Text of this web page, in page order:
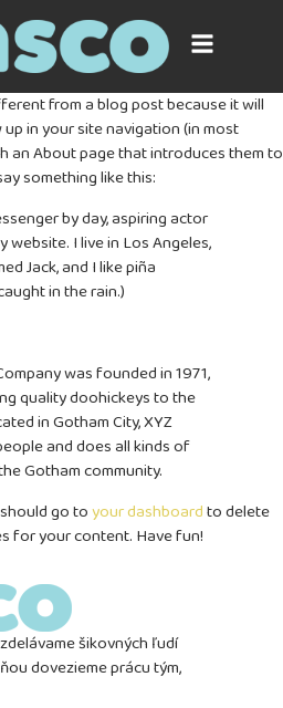
from a blog post because it will
in your site navigation (in most
an About page that introduces them to
something like this:
by day, aspiring actor
website. I live in Los Angeles,
Jack, and I like piña
in the rain.)
was founded in 1971,
quality doohickeys to the
in Gotham City, XYZ
and does all kinds of
Gotham community.
go toyour dashboardto delete
for your content. Have fun!
šikovných ľudí
dovezieme prácu tým,